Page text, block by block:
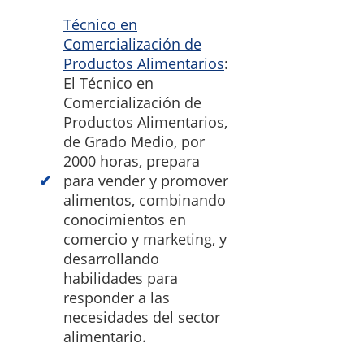
Técnico en
Comercialización de
Productos Alimentarios:
El Técnico en
Comercialización de
Productos Alimentarios,
de Grado Medio, por
2000 horas, prepara
para vender y promover
alimentos, combinando
conocimientos en
comercio y marketing, y
desarrollando
habilidades para
responder a las
necesidades del sector
alimentario.